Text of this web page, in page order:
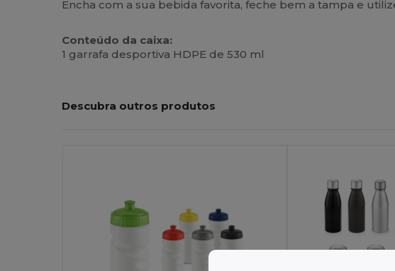
Encha com a sua bebida favorita, feche bem a tampa e
Conteúdo da caixa:
1 garrafa desportiva HDPE de 530 ml
Descubra outros produtos